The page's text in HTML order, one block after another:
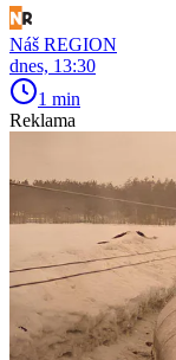
Náš REGION
dnes, 13:30
1 min
Reklama